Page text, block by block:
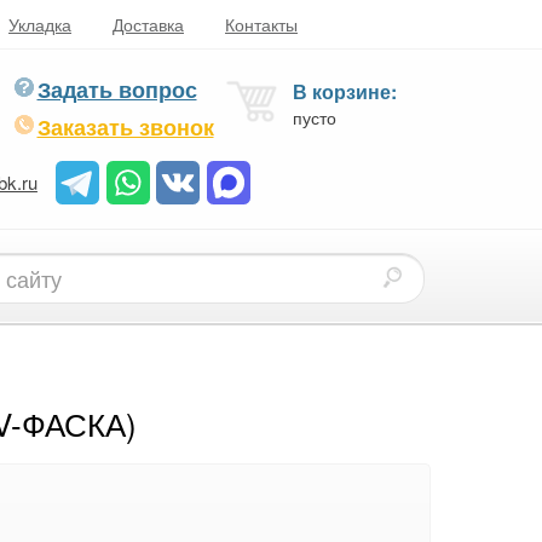
Укладка Доставка Контакты
Задать вопрос
Заказать звонок
В корзине:
пусто
ФАСКА)